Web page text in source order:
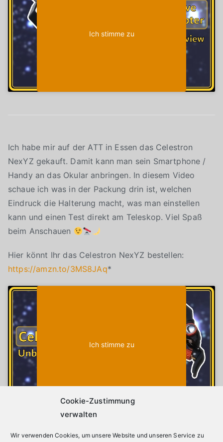
Cookie-Zustimmung
verwalten
Wir verwenden Cookies, um unsere Website und unseren Service zu
Ich stimme zu
Ich habe mir auf der ATT in Essen das Celestron
NexYZ gekauft. Damit kann man sein Smartphone /
Handy an das Okular anbringen. In diesem Video
schaue ich was in der Packung drin ist, welchen
Eindruck die Halterung macht, was man einstellen
kann und einen Test direkt am Teleskop. Viel Spaß
beim Anschauen
Hier könnt Ihr das Celestron NexYZ bestellen:
https://amzn.to/3MS8JAq*
Ich stimme zu
Die mit (*) gekennzeichneten Links sind sogenannte